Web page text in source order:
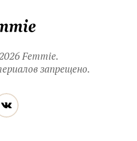
Femmie.
запрещено.
Читайте
нас
в социальных